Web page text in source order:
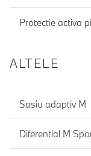
Protectie activa
ALTELE
Sasiu adaptiv M
Diferential M